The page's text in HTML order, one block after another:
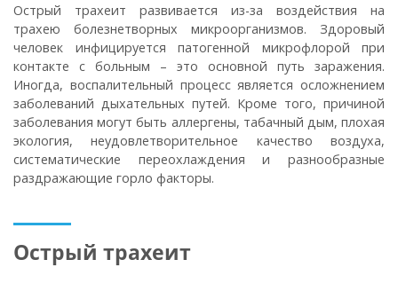
Острый трахеит развивается из-за воздействия на
трахею болезнетворных микроорганизмов. Здоровый
человек инфицируется патогенной микрофлорой при
контакте с больным – это основной путь заражения.
Иногда, воспалительный процесс является осложнением
заболеваний дыхательных путей. Кроме того, причиной
заболевания могут быть аллергены, табачный дым, плохая
экология, неудовлетворительное качество воздуха,
систематические переохлаждения и разнообразные
раздражающие горло факторы.
Острый трахеит